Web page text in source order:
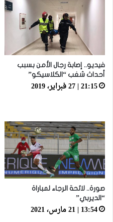
فيديو.. إصابة رجال الأمن بسبب
أحداث شغب “الكلاسيكو”
21:15 | 27 فبراير، 2019
صورة.. لائحة الرجاء لمباراة
“الديربي”
13:54 | 21 مارس، 2021